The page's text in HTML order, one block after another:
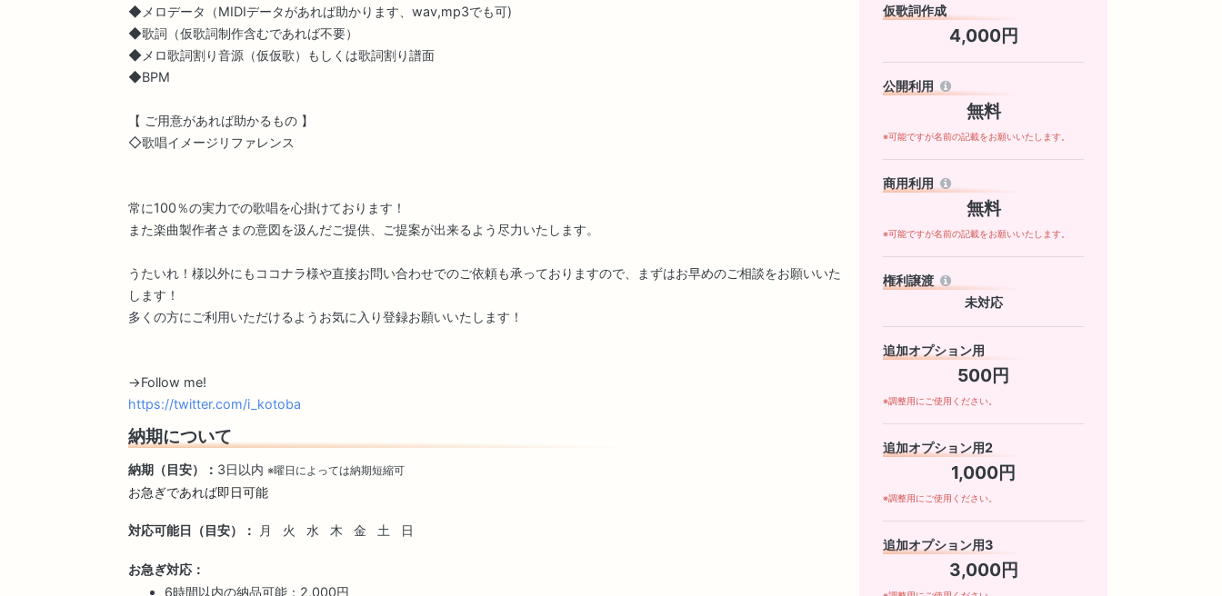
◆メロデータ（MIDIデータがあれば助かります、wav,mp3でも可)
◆歌詞（仮歌詞制作含むであれば不要）
◆メロ歌詞割り音源（仮仮歌）もしくは歌詞割り譜面
◆BPM
【 ご用意があれば助かるもの 】
◇歌唱イメージリファレンス
常に100％の実力での歌唱を心掛けております！
また楽曲製作者さまの意図を汲んだご提供、ご提案が出来るよう尽力いたします。
うたいれ！様以外にもココナラ様や直接お問い合わせでのご依頼も承っておりますので、まずはお早めのご相談をお願いいた
します！
多くの方にご利用いただけるようお気に入り登録お願いいたします！
→Follow me!
https://twitter.com/i_kotoba
納期について
納期（目安）： 3日以内 ※曜日によっては納期短縮可
お急ぎであれば即日可能
対応可能日（目安）： 月 火 水 木 金 土 日
お急ぎ対応：
6時間以内の納品可能：2,000円
仮歌詞作成
4,000円
公開利用
無料
※可能ですが名前の記載をお願いいたします。
商用利用
無料
※可能ですが名前の記載をお願いいたします。
権利譲渡
未対応
追加オプション用
500円
※調整用にご使用ください。
追加オプション用2
1,000円
※調整用にご使用ください。
追加オプション用3
3,000円